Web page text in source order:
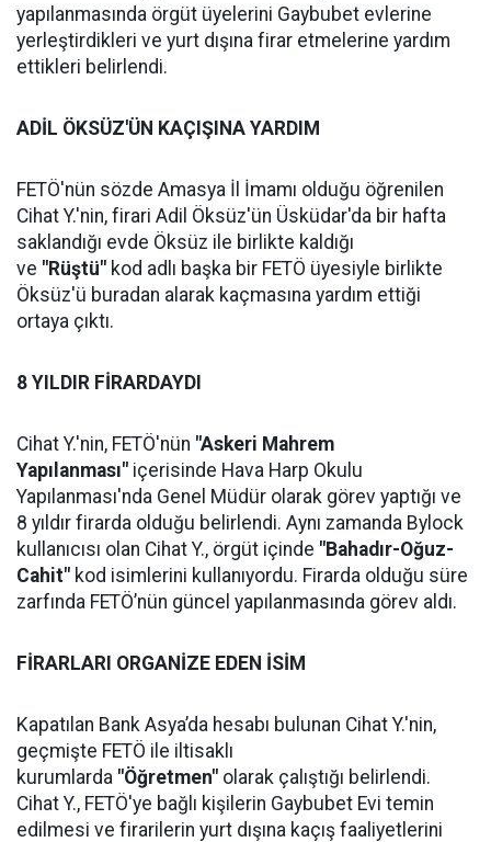
yapılanmasında örgüt üyelerini Gaybubet evlerine
yerleştirdikleri ve yurt dışına firar etmelerine yardım
ettikleri belirlendi.
ADİL ÖKSÜZ'ÜN KAÇIŞINA YARDIM
FETÖ'nün sözde Amasya İl İmamı olduğu öğrenilen
Cihat Y.'nin, firari Adil Öksüz'ün Üsküdar'da bir hafta
saklandığı evde Öksüz ile birlikte kaldığı
ve "Rüştü" kod adlı başka bir FETÖ üyesiyle birlikte
Öksüz'ü buradan alarak kaçmasına yardım ettiği
ortaya çıktı.
8 YILDIR FİRARDAYDI
Cihat Y.'nin, FETÖ'nün "Askeri Mahrem
Yapılanması" içerisinde Hava Harp Okulu
Yapılanması'nda Genel Müdür olarak görev yaptığı ve
8 yıldır firarda olduğu belirlendi. Aynı zamanda Bylock
kullanıcısı olan Cihat Y., örgüt içinde "Bahadır-Oğuz-
Cahit" kod isimlerini kullanıyordu. Firarda olduğu süre
zarfında FETÖ’nün güncel yapılanmasında görev aldı.
FİRARLARI ORGANİZE EDEN İSİM
Kapatılan Bank Asya’da hesabı bulunan Cihat Y.'nin,
geçmişte FETÖ ile iltisaklı
kurumlarda "Öğretmen" olarak çalıştığı belirlendi.
Cihat Y., FETÖ'ye bağlı kişilerin Gaybubet Evi temin
edilmesi ve firarilerin yurt dışına kaçış faaliyetlerini